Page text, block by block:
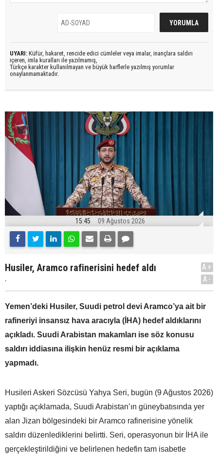
UYARI: Küfür, hakaret, rencide edici cümleler veya imalar, inançlara saldırı
içeren, imla kuralları ile yazılmamış,
Türkçe karakter kullanılmayan ve büyük harflerle yazılmış yorumlar
onaylanmamaktadır.
15:45 09 Ağustos 2026
Husiler, Aramco rafinerisini hedef aldı
.
A+
A-
Yemen’deki Husiler, Suudi petrol devi Aramco’ya ait bir
rafineriyi insansız hava aracıyla (İHA) hedef aldıklarını
açıkladı. Suudi Arabistan makamları ise söz konusu
saldırı iddiasına ilişkin henüz resmi bir açıklama
yapmadı.
Husileri Askeri Sözcüsü Yahya Seri, bugün (9 Ağustos 2026)
yaptığı açıklamada, Suudi Arabistan’ın güneybatısında yer
alan Jizan bölgesindeki bir Aramco rafinerisine yönelik
saldırı düzenlediklerini belirtti. Seri, operasyonun bir İHA ile
gerçekleştirildiğini ve belirlenen hedefin tam isabetle